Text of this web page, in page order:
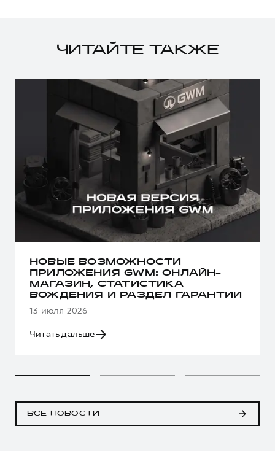
ЧИТАЙТЕ ТАКЖЕ
НОВЫЕ ВОЗМОЖНОСТИ
ПРИЛОЖЕНИЯ GWM: ОНЛАЙН-
МАГАЗИН, СТАТИСТИКА
ВОЖДЕНИЯ И РАЗДЕЛ ГАРАНТИИ
13 июля 2026
Читать дальше
ВСЕ НОВОСТИ